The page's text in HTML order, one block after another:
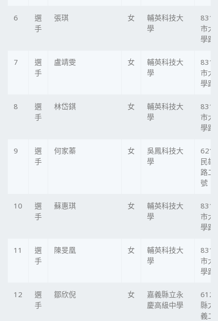
6
選
手
張琪 女
輔英科技大
學
市大
學路
7
選
手
盧靖雯 女
輔英科技大
學
市大
學路
8
選
手
林岱錤 女
輔英科技大
學
市大
學路
9
選
手
何家蓁 女
吳鳳科技大
學
621
民雄
路二
號
10
選
手
蘇惠琪 女
輔英科技大
學
市大
學路
11
選
手
陳旻凰 女
輔英科技大
學
市大
學路
12
選
手
鄒欣倪 女
嘉義縣立永
慶高級中學
縣太
義二